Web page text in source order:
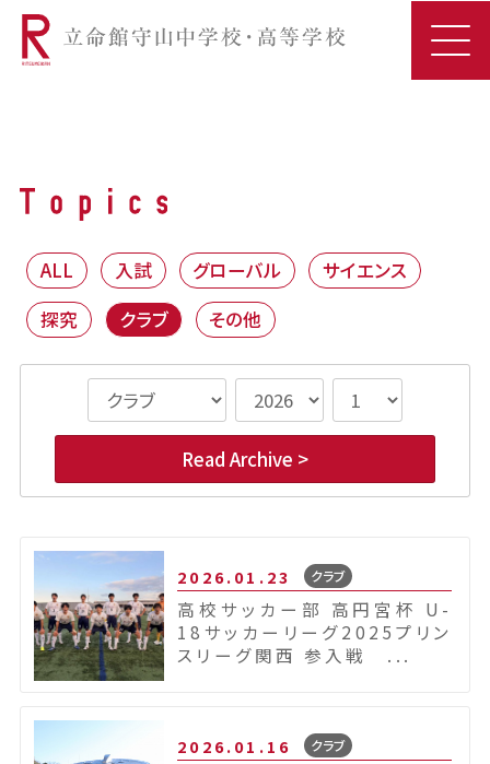
ALL 入試 グローバル
サイエンス
探究
クラブ その他
Read Archive >
2026.01.23 クラブ
高校サッカー部 高円宮杯 U-
18サッカーリーグ2025プリン
スリーグ関西 参入戦 ...
2026.01.16 クラブ